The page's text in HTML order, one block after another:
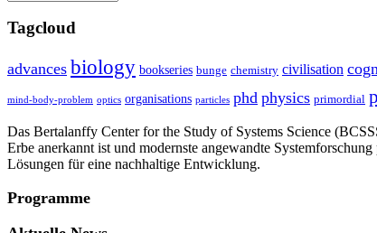
Tagcloud
advances biology bookseries bunge chemistry civilisation
mind-body-problem optics organisations particles phd physics primordial
Das Bertalanffy Center for the Study of Systems Science
Erbe anerkannt ist und modernste angewandte
Lösungen für eine nachhaltige Entwicklung.
Programme